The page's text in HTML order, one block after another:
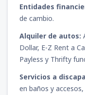
Entidades
de cambio.
Alquiler de autos:
Dollar, E-Z Rent a
Payless y Thrifty
Servicios a
en baños y